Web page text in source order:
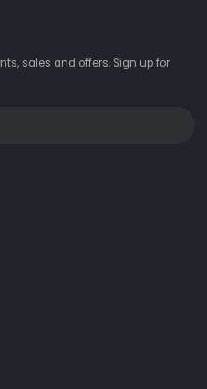
sales and offers. Sign up for